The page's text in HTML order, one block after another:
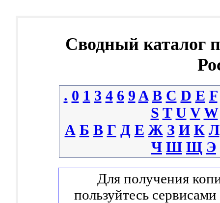
Сводный каталог
. 0 1 3 4 6 9 A B C D E F
S T U V W
А Б В Г Д Е Ж З И К Л
Ч Ш Щ Э
Для получения
пользуйтесь сервисами